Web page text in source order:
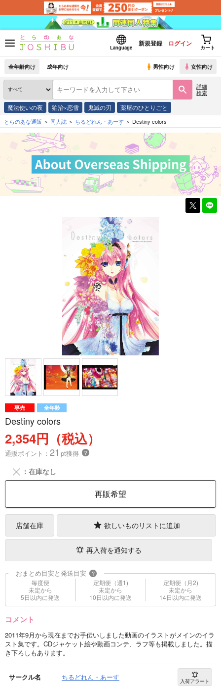
Language
新規登録 ログイン
カート
全年齢向け 成年向け 男性向け 女性向け
詳細
検索
魔法使いの夜 狛治×恋雪 鬼滅の刃 薬屋のひとりごと
とらのあな通販 同人誌 ちるどれん・あーす Destiny colors
専売 全年齢
Destiny colors
2,354円（税込）
通販ポイント： 21 pt獲得 ？
╳ ：在庫なし
再販希望
店舗在庫 欲しいものリストに追加
再入荷を通知する
おまとめ目安と発送目安 ?
毎度便
未定から
5日以内に発送
定期便（週1)
未定から
10日以内に発送
定期便（月2)
未定から
14日以内に発送
コメント
2011年9月から現在までお手伝いしました動画のイラストがメインのイラ
スト集です。CDジャケット絵や動画コンテ、ラフ等も掲載しました。描
き下ろしもあります。
サークル名 ちるどれん・あーす 入荷アラート